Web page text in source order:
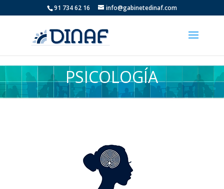
91 734 62 16 info@gabinetedinaf.com
PSICOLOGÍA